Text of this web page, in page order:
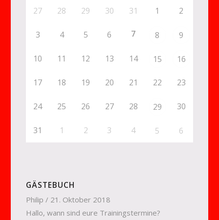
27 28 29 30 31 1 2
3 4 5 6 7 8 9
10 11 12 13 14 15 16
17 18 19 20 21 22 23
24 25 26 27 28 29 30
31 1 2 3 4 5 6
GÄSTEBUCH
Philip / 21. Oktober 2018
Hallo, wann sind eure Trainingstermine?